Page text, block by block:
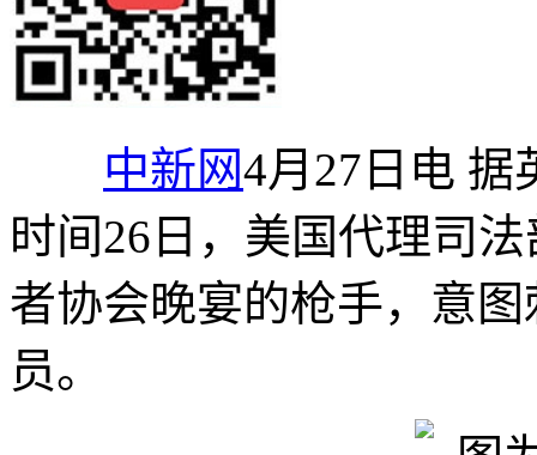
中新网4月27日电 据
时间26日，美国代理司
者协会晚宴的枪手，意
员。